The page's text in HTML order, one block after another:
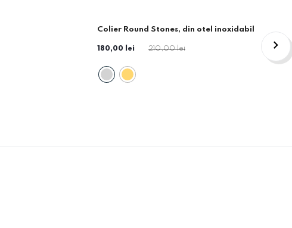
-14%
Colier Round Stones, din otel inoxidabil
180,00 lei 210,00 lei